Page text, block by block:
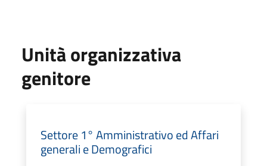
Unità organizzativa
genitore
Settore 1° Amministrativo ed Affari
generali e Demografici